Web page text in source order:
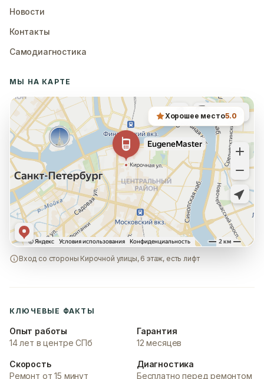
Новости
Контакты
Самодиагностика
МЫ НА КАРТЕ
Хорошее место5.0
Вход со стороны Кирочной улицы, 6 этаж, есть лифт
КЛЮЧЕВЫЕ ФАКТЫ
Опыт работы
14 лет в центре СПб
Гарантия
12 месяцев
Скорость
Ремонт от 15 минут
Диагностика
Бесплатно перед ремонтом